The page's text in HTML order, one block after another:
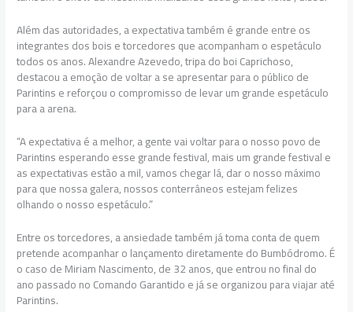
Além das autoridades, a expectativa também é grande entre os
integrantes dos bois e torcedores que acompanham o espetáculo
todos os anos. Alexandre Azevedo, tripa do boi Caprichoso,
destacou a emoção de voltar a se apresentar para o público de
Parintins e reforçou o compromisso de levar um grande espetáculo
para a arena.
“A expectativa é a melhor, a gente vai voltar para o nosso povo de
Parintins esperando esse grande festival, mais um grande festival e
as expectativas estão a mil, vamos chegar lá, dar o nosso máximo
para que nossa galera, nossos conterrâneos estejam felizes
olhando o nosso espetáculo.”
Entre os torcedores, a ansiedade também já toma conta de quem
pretende acompanhar o lançamento diretamente do Bumbódromo. É
o caso de Miriam Nascimento, de 32 anos, que entrou no final do
ano passado no Comando Garantido e já se organizou para viajar até
Parintins.